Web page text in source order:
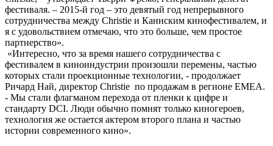
фестиваля. – 2015-й год – это девятый год непрерывного
сотрудничества между Christie и Каннским кинофестивалем, и
я с удовольствием отмечаю, что это больше, чем простое
партнерство».
«Интересно, что за время нашего сотрудничества с
фестивалем в киноиндустрии произошли перемены, частью
которых стали проекционные технологии, - продолжает
Ричард Най, директор Christie по продажам в регионе EMEA.
- Мы стали флагманом перехода от пленки к цифре и
стандарту DCI. Люди обычно помнят только киногероев,
технология же остается актером второго плана и частью
истории современного кино».